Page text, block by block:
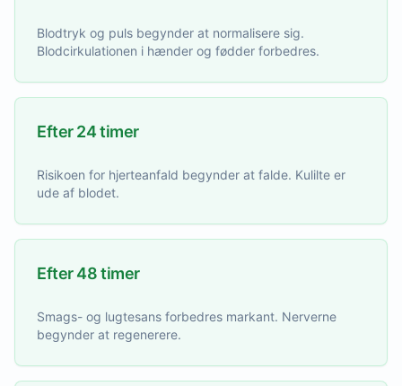
Blodtryk og puls begynder at normalisere sig.
Blodcirkulationen i hænder og fødder forbedres.
Efter 24 timer
Risikoen for hjerteanfald begynder at falde. Kulilte er
ude af blodet.
Efter 48 timer
Smags- og lugtesans forbedres markant. Nerverne
begynder at regenerere.